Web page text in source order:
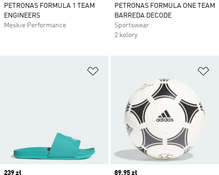
PETRONAS FORMULA 1 TEAM
ENGINEERS
Męskie Performance
PETRONAS FORMULA ONE TEAM
BARREDA DECODE
Sportswear
2 kolory
Price
239 zł
Price
89,95 zł